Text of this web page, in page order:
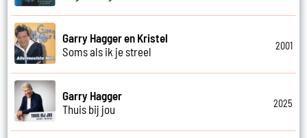
Garry Hagger en Kristel
Soms als ik je streel
2001
Garry Hagger
Thuis bij jou
2025